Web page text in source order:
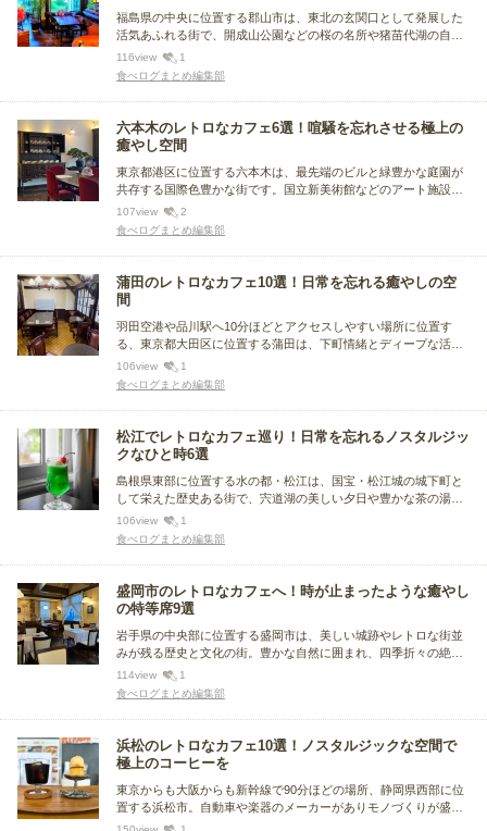
福島県の中央に位置する郡山市は、東北の玄関口として発展した
活気あふれる街で、開成山公園などの桜の名所や猪苗代湖の自然
が魅力。グルメはご当地パン「クリームボックス」や、郡山ブラ
ックラーメン、鯉料理など、独自の食文化を存分に楽しめます。
めました。
116view
1
食べログまとめ編集部
六本木のレトロなカフェ6選！喧騒を忘れさせる極上の
癒やし空間
東京都港区に位置する六本木は、最先端のビルと緑豊かな庭園が
共存する国際色豊かな街です。国立新美術館などのアート施設や
夜景スポットが充実し、多彩で洗練されたグルメも楽しめます。
今回はその六本木駅にあるレトロなカフェを紹介します。古くか
107view
2
食べログまとめ編集部
蒲田のレトロなカフェ10選！日常を忘れる癒やしの空
間
羽田空港や品川駅へ10分ほどとアクセスしやすい場所に位置す
る、東京都大田区に位置する蒲田は、下町情緒とディープな活気
が織りなす独自の魅力を持つ街で、昭和レトロなカフェや銭湯が
残っています。この記事では、その蒲田の街歩き中にぜひ寄りた
106view
1
食べログまとめ編集部
松江でレトロなカフェ巡り！日常を忘れるノスタルジッ
クなひと時6選
島根県東部に位置する水の都・松江は、国宝・松江城の城下町と
して栄えた歴史ある街で、宍道湖の美しい夕日や豊かな茶の湯文
化が魅力です。この記事では、その松江市内で人気のレトロなカ
フェをまとめました。まるでタイムスリップしたような空間の
106view
1
食べログまとめ編集部
盛岡市のレトロなカフェへ！時が止まったような癒やし
の特等席9選
岩手県の中央部に位置する盛岡市は、美しい城跡やレトロな街並
みが残る歴史と文化の街。豊かな自然に囲まれ、四季折々の絶景
が楽しめます。名物グルメの「盛岡冷麺」「じゃじゃ麺」「わん
こそば」の盛岡三大麺もぜひ味わいたいもの。この記事では、そ
めました。
114view
1
食べログまとめ編集部
浜松のレトロなカフェ10選！ノスタルジックな空間で
極上のコーヒーを
東京からも大阪からも新幹線で90分ほどの場所、静岡県西部に位
置する浜松市。自動車や楽器のメーカーがありモノづくりが盛ん
な街であり、浜名湖や中田島砂丘など自然豊かな街でもありま